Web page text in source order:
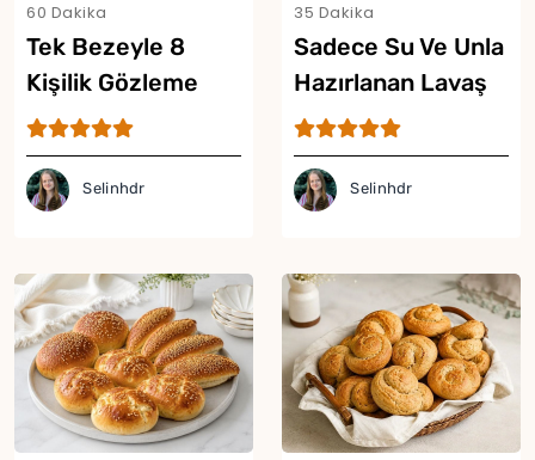
60 Dakika
Tek Bezeyle 8
Kişilik Gözleme
Tarifi
Selinhdr
35 Dakika
Sadece Su Ve Unla
Hazırlanan Lavaş
Tarifi
Selinhdr